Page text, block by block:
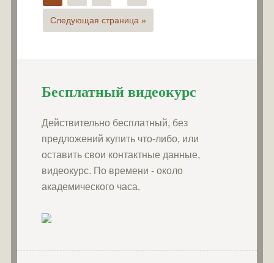
Следующая страница »
Бесплатный видеокурс
Действительно бесплатный, без
предложений купить что-либо, или
оставить свои контактные данные,
видеокурс. По времени - около
академического часа.